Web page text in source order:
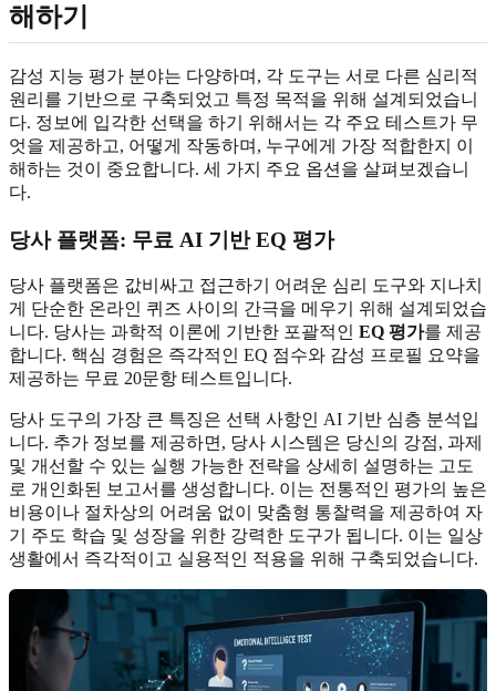
해하기
감성 지능 평가 분야는 다양하며, 각 도구는 서로 다른 심리적
원리를 기반으로 구축되었고 특정 목적을 위해 설계되었습니
다. 정보에 입각한 선택을 하기 위해서는 각 주요 테스트가 무
엇을 제공하고, 어떻게 작동하며, 누구에게 가장 적합한지 이
해하는 것이 중요합니다. 세 가지 주요 옵션을 살펴보겠습니
다.
당사 플랫폼: 무료 AI 기반 EQ 평가
당사 플랫폼은 값비싸고 접근하기 어려운 심리 도구와 지나치
게 단순한 온라인 퀴즈 사이의 간극을 메우기 위해 설계되었습
니다. 당사는 과학적 이론에 기반한 포괄적인 EQ 평가를 제공
합니다. 핵심 경험은 즉각적인 EQ 점수와 감성 프로필 요약을
제공하는 무료 20문항 테스트입니다.
당사 도구의 가장 큰 특징은 선택 사항인 AI 기반 심층 분석입
니다. 추가 정보를 제공하면, 당사 시스템은 당신의 강점, 과제
및 개선할 수 있는 실행 가능한 전략을 상세히 설명하는 고도
로 개인화된 보고서를 생성합니다. 이는 전통적인 평가의 높은
비용이나 절차상의 어려움 없이 맞춤형 통찰력을 제공하여 자
기 주도 학습 및 성장을 위한 강력한 도구가 됩니다. 이는 일상
생활에서 즉각적이고 실용적인 적용을 위해 구축되었습니다.